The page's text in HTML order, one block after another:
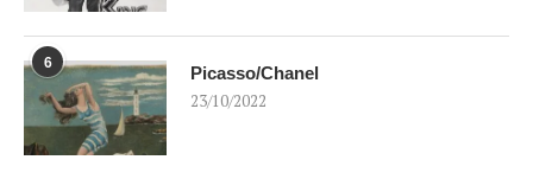
6
Picasso/Chanel
23/10/2022